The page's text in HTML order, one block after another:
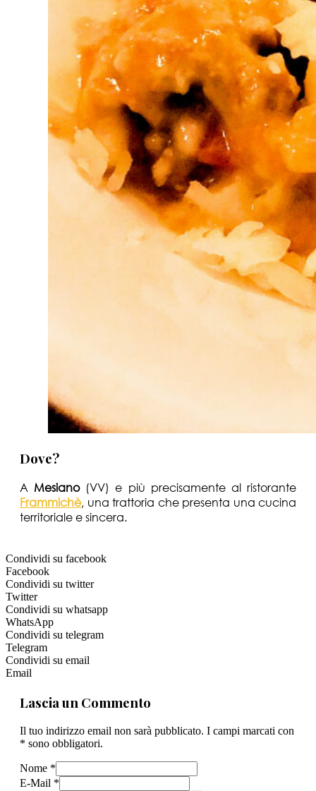
Dove?
AMesiano(VV) e più precisamente al ristorante
Frammichè, una trattoria che presenta una cucina
territoriale e sincera.
Condividi su facebook
Facebook
Condividi su twitter
Twitter
Condividi su whatsapp
WhatsApp
Condividi su telegram
Telegram
Condividi su email
Email
Lascia un Commento
Il tuo indirizzo email non sarà pubblicato. I campi marcati con
* sono obbligatori.
Nome *
E-Mail *